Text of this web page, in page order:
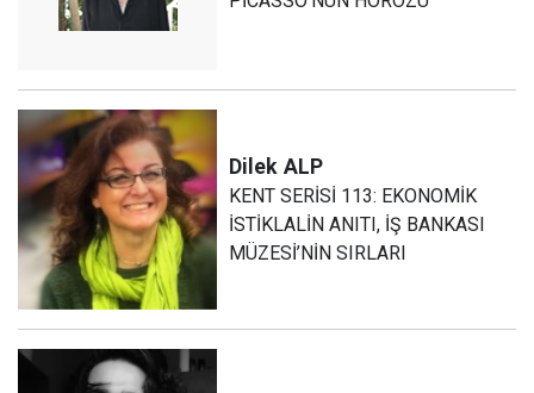
Dilek ALP
KENT SERİSİ 113: EKONOMİK
İSTİKLALİN ANITI, İŞ BANKASI
MÜZESİ’NİN SIRLARI